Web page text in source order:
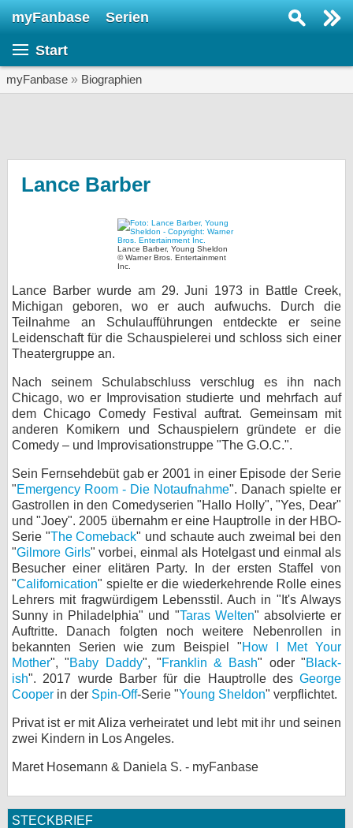
myFanbase Serien
Start
myFanbase » Biographien
Lance Barber
Lance Barber, Young Sheldon
© Warner Bros. Entertainment
Inc.
Lance Barber wurde am 29. Juni 1973 in Battle Creek,
Michigan geboren, wo er auch aufwuchs. Durch die
Teilnahme an Schulaufführungen entdeckte er seine
Leidenschaft für die Schauspielerei und schloss sich einer
Theatergruppe an.
Nach seinem Schulabschluss verschlug es ihn nach
Chicago, wo er Improvisation studierte und mehrfach auf
dem Chicago Comedy Festival auftrat. Gemeinsam mit
anderen Komikern und Schauspielern gründete er die
Comedy – und Improvisationstruppe "The G.O.C.".
Sein Fernsehdebüt gab er 2001 in einer Episode der Serie
"Emergency Room - Die Notaufnahme". Danach spielte er
Gastrollen in den Comedyserien "Hallo Holly", "Yes, Dear"
und "Joey". 2005 übernahm er eine Hauptrolle in der HBO-
Serie "The Comeback" und schaute auch zweimal bei den
"Gilmore Girls" vorbei, einmal als Hotelgast und einmal als
Besucher einer elitären Party. In der ersten Staffel von
"Californication" spielte er die wiederkehrende Rolle eines
Lehrers mit fragwürdigem Lebensstil. Auch in "It's Always
Sunny in Philadelphia" und "Taras Welten" absolvierte er
Auftritte. Danach folgten noch weitere Nebenrollen in
bekannten Serien wie zum Beispiel "How I Met Your
Mother", "Baby Daddy", "Franklin & Bash" oder "Black-
ish". 2017 wurde Barber für die Hauptrolle des George
Cooper in der Spin-Off-Serie "Young Sheldon" verpflichtet.
Privat ist er mit Aliza verheiratet und lebt mit ihr und seinen
zwei Kindern in Los Angeles.
Maret Hosemann & Daniela S. - myFanbase
STECKBRIEF
KULTUR
Specials
Gewinnspiele
Forum
bei X
bei Facebook
Nutzungsbedingungen
Datenschutz
Cookie-Einstellungen
Impressum
Desktop-Ansicht
myFanbase